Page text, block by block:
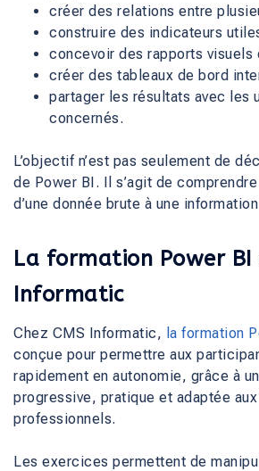
créer des relations entre
construire des indicateurs
concevoir des rapports
créer des tableaux de bord
partager les résultats avec les
concernés.
L’objectif n’est pas seulement de
de Power BI. Il s’agit de
d’une donnée brute à une
La formation Power BI
Informatic
Chez CMS Informatic, la formation
conçue pour permettre aux
rapidement en autonomie, grâce à
progressive, pratique et adaptée aux
professionnels.
Les exercices permettent de